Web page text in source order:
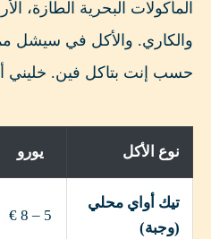
المأكولات البحرية الطازة،
والكاري. والأكل في سيشل
حسب إنت بتاكل فين. خليني
نوع الأكل يورو
تيك أواي محلي
(وجبة)
5 – 8 €